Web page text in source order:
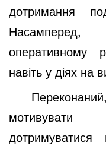
дотримання
оперативному
навіть у діях на
мотивувати